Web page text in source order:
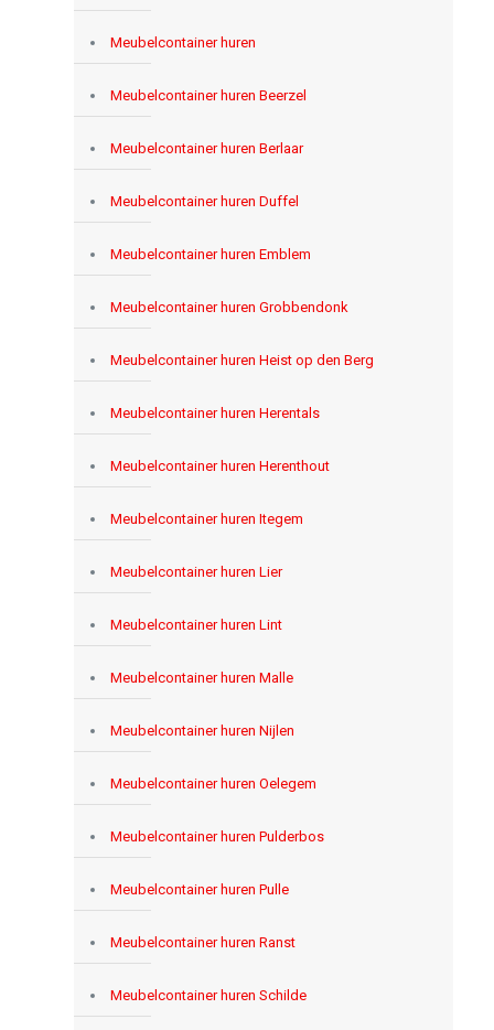
Meubelcontainer huren
Meubelcontainer huren Beerzel
Meubelcontainer huren Berlaar
Meubelcontainer huren Duffel
Meubelcontainer huren Emblem
Meubelcontainer huren Grobbendonk
Meubelcontainer huren Heist op den Berg
Meubelcontainer huren Herentals
Meubelcontainer huren Herenthout
Meubelcontainer huren Itegem
Meubelcontainer huren Lier
Meubelcontainer huren Lint
Meubelcontainer huren Malle
Meubelcontainer huren Nijlen
Meubelcontainer huren Oelegem
Meubelcontainer huren Pulderbos
Meubelcontainer huren Pulle
Meubelcontainer huren Ranst
Meubelcontainer huren Schilde